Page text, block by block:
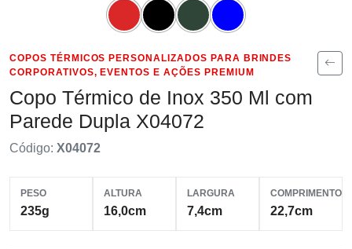
COPOS TÉRMICOS PERSONALIZADOS PARA BRINDES
CORPORATIVOS, EVENTOS E AÇÕES PREMIUM
Copo Térmico de Inox 350 Ml com
Parede Dupla X04072
Código: X04072
PESO
235g
ALTURA
16,0cm
LARGURA
7,4cm
COMPRIMENTO
22,7cm